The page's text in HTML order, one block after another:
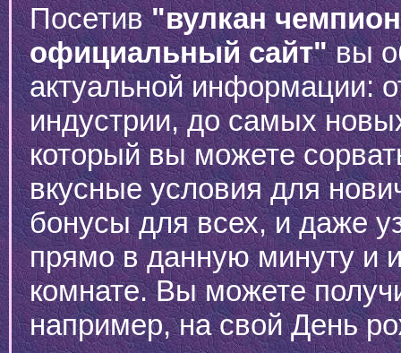
Посетив"вулкан
официальный сайт"вы
актуальной информации:
индустрии, до самых
который вы можете
вкусные условия для
бонусы для всех, и даже
прямо в данную минуту и
комнате. Вы можете
например, на свой День